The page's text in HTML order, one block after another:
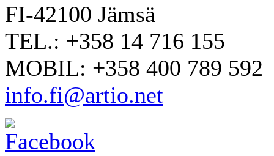
FI-42100 Jämsä
TEL.: +358 14 716 155
MOBIL: +358 400 789 592
info.fi@artio.net